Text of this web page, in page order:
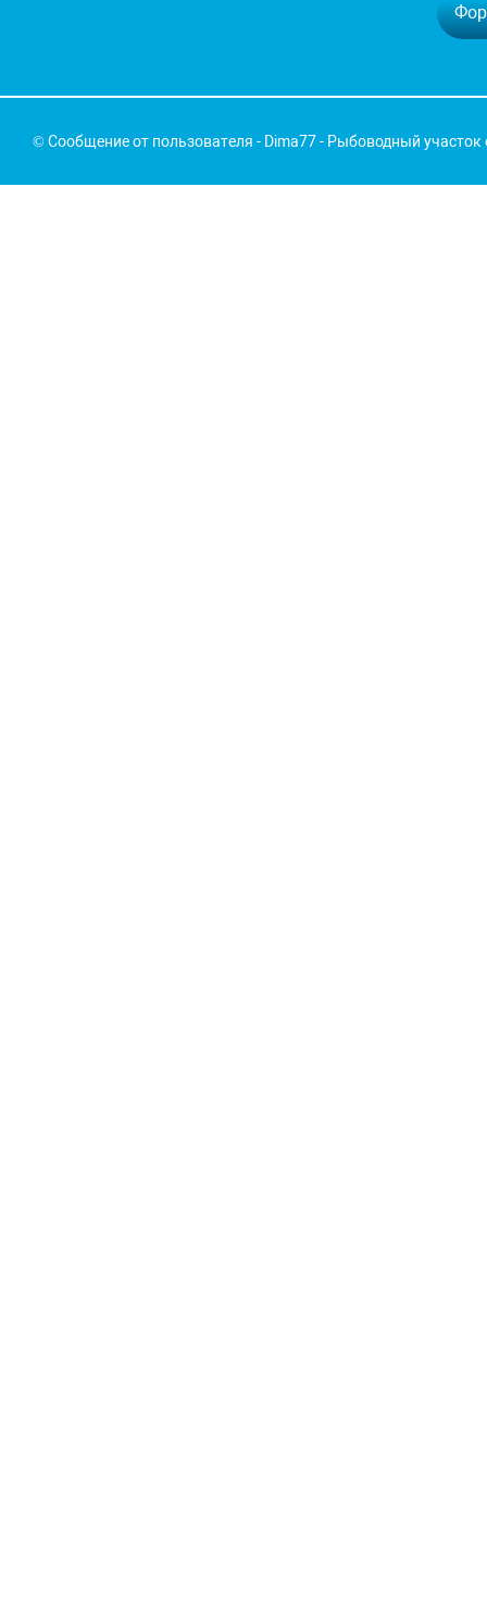
© Сообщение от пользователя - Dima77 - Рыбоводный